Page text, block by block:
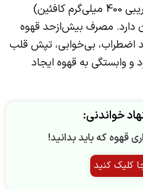
تا 5 فنجان قهوه (معادل تقریبی 400 میلی‌گرم کافئین)
دارد. مصرف بیش‌ازحد قهوه
اضطراب، بی‌خوابی، تپش قلب
وابستگی به قهوه ایجاد
خواندنی:
قهوه که باید بدانید!
کلیک کنید